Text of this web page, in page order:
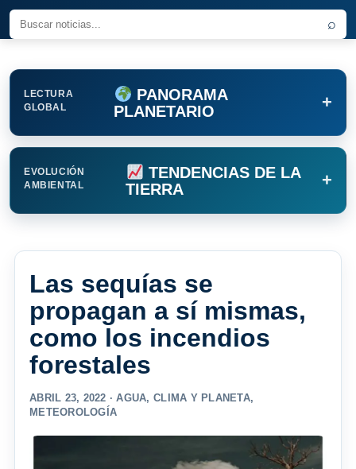
⌕
LECTURA
GLOBAL
PANORAMA
PLANETARIO
+
EVOLUCIÓN
AMBIENTAL
TENDENCIAS DE LA
TIERRA
+
Las sequías se
propagan a sí mismas,
como los incendios
forestales
ABRIL 23, 2022 ·AGUA, CLIMA Y PLANETA,
METEOROLOGÍA